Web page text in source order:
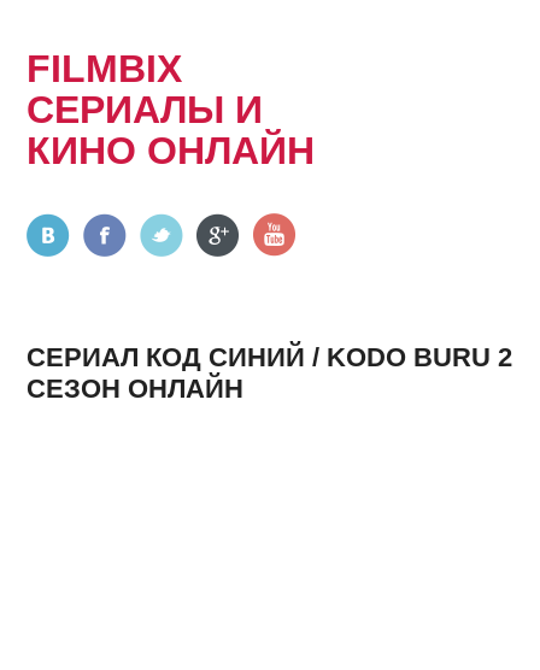
FILMBIX
СЕРИАЛЫ И
КИНО ОНЛАЙН
СЕРИАЛ КОД СИНИЙ / KODO BURU 2
СЕЗОН ОНЛАЙН